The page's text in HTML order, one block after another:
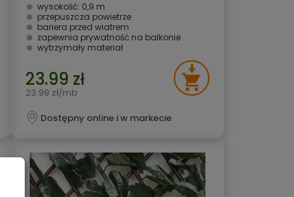
wysokość: 0,9 m
przepuszcza powietrze
bariera przed wiatrem
zapewnia prywatność na balkonie
wytrzymały materiał
23.99 zł
23.99 zł/mb
Dostępny online i w markecie